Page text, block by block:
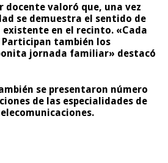
docente valoró que, una vez
se demuestra el sentido de
en el recinto. «Cada
también los
jornada familiar» destacó
se presentaron número
de las especialidades de